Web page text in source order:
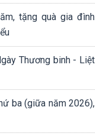
tặng quà gia đình
Thương binh - Liệt
ba (giữa năm 2026),